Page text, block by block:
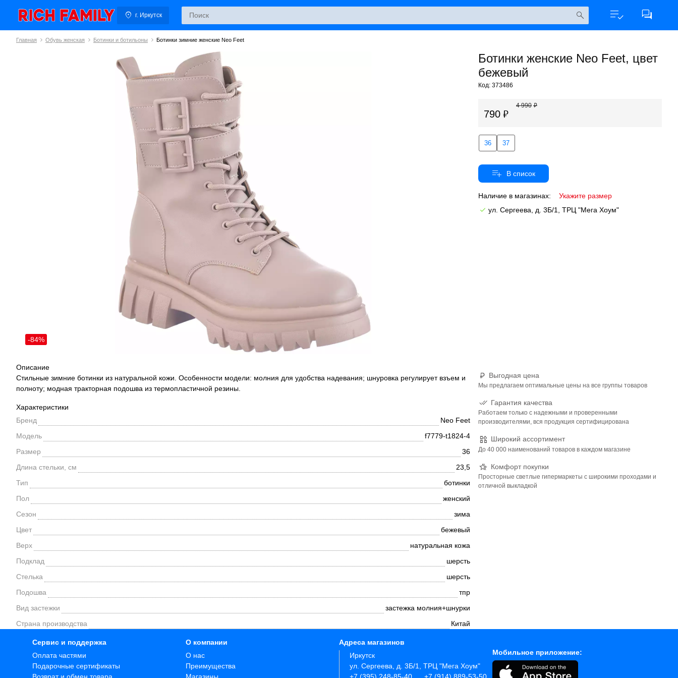
г. Иркутск
Главная Обувь женская Ботинки и ботильоны Ботинки зимние женские Neo Feet
Ботинки женские Neo Feet, цвет
бежевый
Код: 373486
-84%
790
4 990
36 37
Наличие в магазинах:
Укажите размер
ул. Сергеева, д. 3Б/1, ТРЦ "Мега Хоум"
Описание
Стильные зимние ботинки из натуральной кожи. Особенности модели: молния для удобства надевания; шнуровка регулирует взъем и
полноту; модная тракторная подошва из термопластичной резины.
Выгодная цена
Мы предлагаем оптимальные цены на все группы товаров
Гарантия качества
Работаем только с надежными и проверенными
производителями, вся продукция сертифицирована
Широкий ассортимент
До 40 000 наименований товаров в каждом магазине
Комфорт покупки
Просторные светлые гипермаркеты с широкими проходами и
отличной выкладкой
Характеристики
Бренд
Neo Feet
Модель
f7779-t1824-4
Размер
36
Длина стельки, см
23,5
Тип
ботинки
Пол
женский
Сезон
зима
Цвет
бежевый
Верх
натуральная кожа
Подклад
шерсть
Стелька
шерсть
Подошва
тпр
Вид застежки
застежка молния+шнурки
Страна производства
Китай
Сервис и поддержка
Оплата частями
Подарочные сертификаты
О компании
О нас
Преимущества
Адреса магазинов
Иркутск
ул. Сергеева, д. 3Б/1, ТРЦ "Мега Хоум"
Мобильное приложение: